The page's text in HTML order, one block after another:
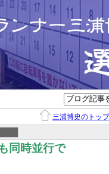
三浦博史のトップ
同時並行で